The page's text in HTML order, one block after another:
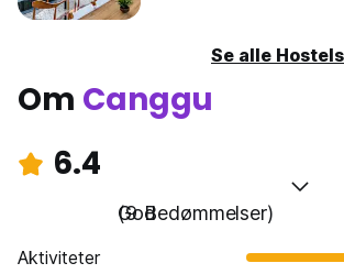
Se alle
Om Canggu
6.4
God
(9 Bedømmelser)
Aktiviteter